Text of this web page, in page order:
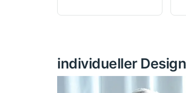
individueller